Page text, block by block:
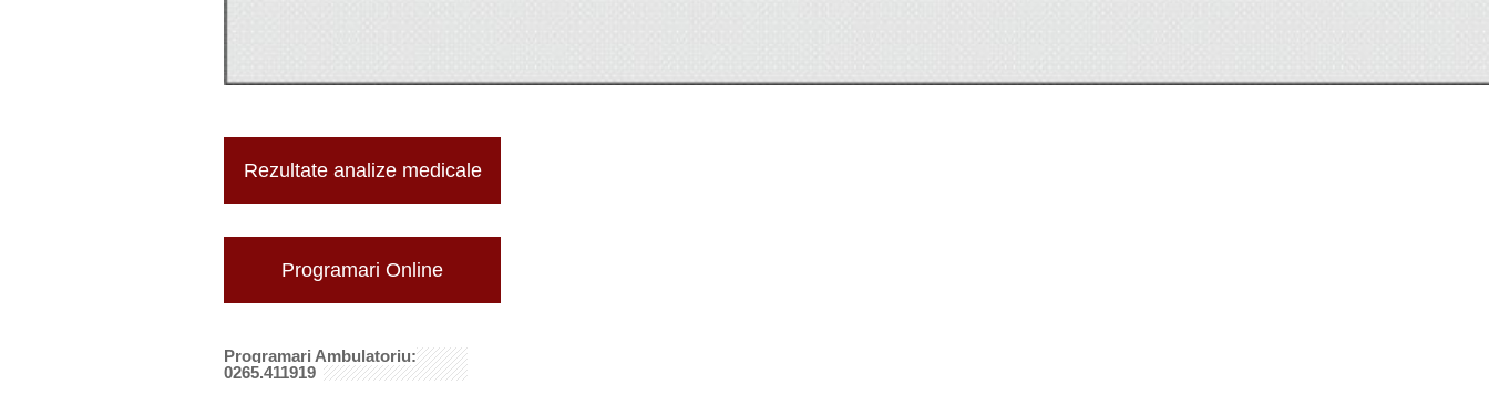
Rezultate analize medicale
Programari Online
Programari Ambulatoriu:
0265.411919